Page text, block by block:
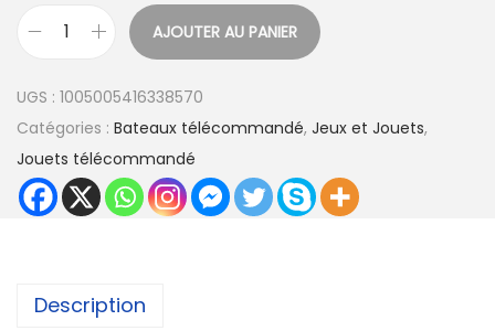
p
r
:
8
a
n
t
AJOUTER AU PANIER
UGS : 1005005416338570
Catégories : Bateaux télécommandé, Jeux et Jouets,
Jouets télécommandé
Description